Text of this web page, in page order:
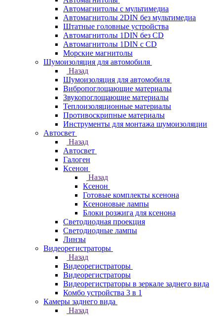
Автомагнитолы с мультимедиа
Автомагнитолы 2DIN без мультимедиа
Штатные головные устройства
Автомагнитолы 1DIN без CD
Автомагнитолы 1DIN с CD
Морские магнитолы
Шумоизоляция для автомобиля
Назад
Шумоизоляция для автомобиля
Вибропоглощающие материалы
Звукопоглощающие материалы
Теплоизоляционные материалы
Противоскрипные материалы
Инструменты для монтажа шумоизоляции
Автосвет
Назад
Автосвет
Галоген
Ксенон
Назад
Ксенон
Готовые комплекты ксенона
Ксеноновые лампы
Блоки розжига для ксенона
Светодиодная проекция
Светодиодные лампы
Линзы
Видеорегистраторы
Назад
Видеорегистраторы
Видеорегистраторы
Видеорегистраторы в зеркале заднего вида
Комбо устройства 3 в 1
Камеры заднего вида
Назад